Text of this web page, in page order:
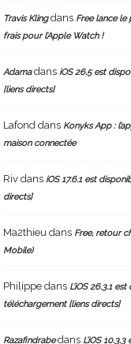
Travis Klingdans Free lance le
frais pour l’Apple Watch !
Adamadans iOS 26.5 est
[liens directs]
Lafond dans Konyks App :
maison connectée
Rivdans iOS 17.6.1 est
directs]
Ma2thieu dans Free, retour
Mobile)
Philippedans L’iOS 26.3.1
téléchargement [liens directs]
Razafindrabedans L’iOS